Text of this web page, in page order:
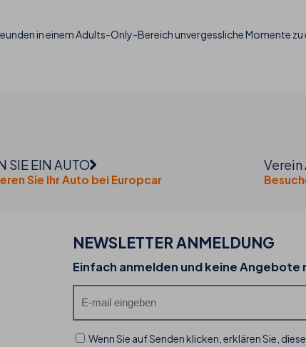
in einem Adults-Only-Bereich unvergessliche Momente zu
SIE EIN AUTO
Sie Ihr Auto bei Europcar
Verein
Sie die Food Trucks von THB hotels und
Angebot
THB
NEWSLETTER ANMELDUNG
Einfach anmelden und keine Angebote
Wenn Sie auf Senden klicken, erklären Sie,